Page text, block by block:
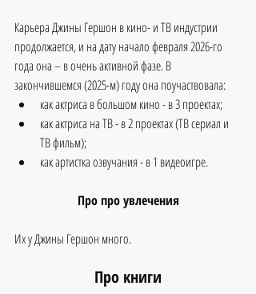
Карьера Джины Гершон в кино- и ТВ индустрии
продолжается, и на дату начало февраля 2026-го
года она – в очень активной фазе. В
закончившемся (2025-м) году она поучаствовала:
как актриса в большом кино - в 3 проектах;
как актриса на ТВ - в 2 проектах (ТВ сериал и
ТВ фильм);
как артистка озвучания - в 1 видеоигре.
Про про увлечения
Их у Джины Гершон много.
Про книги